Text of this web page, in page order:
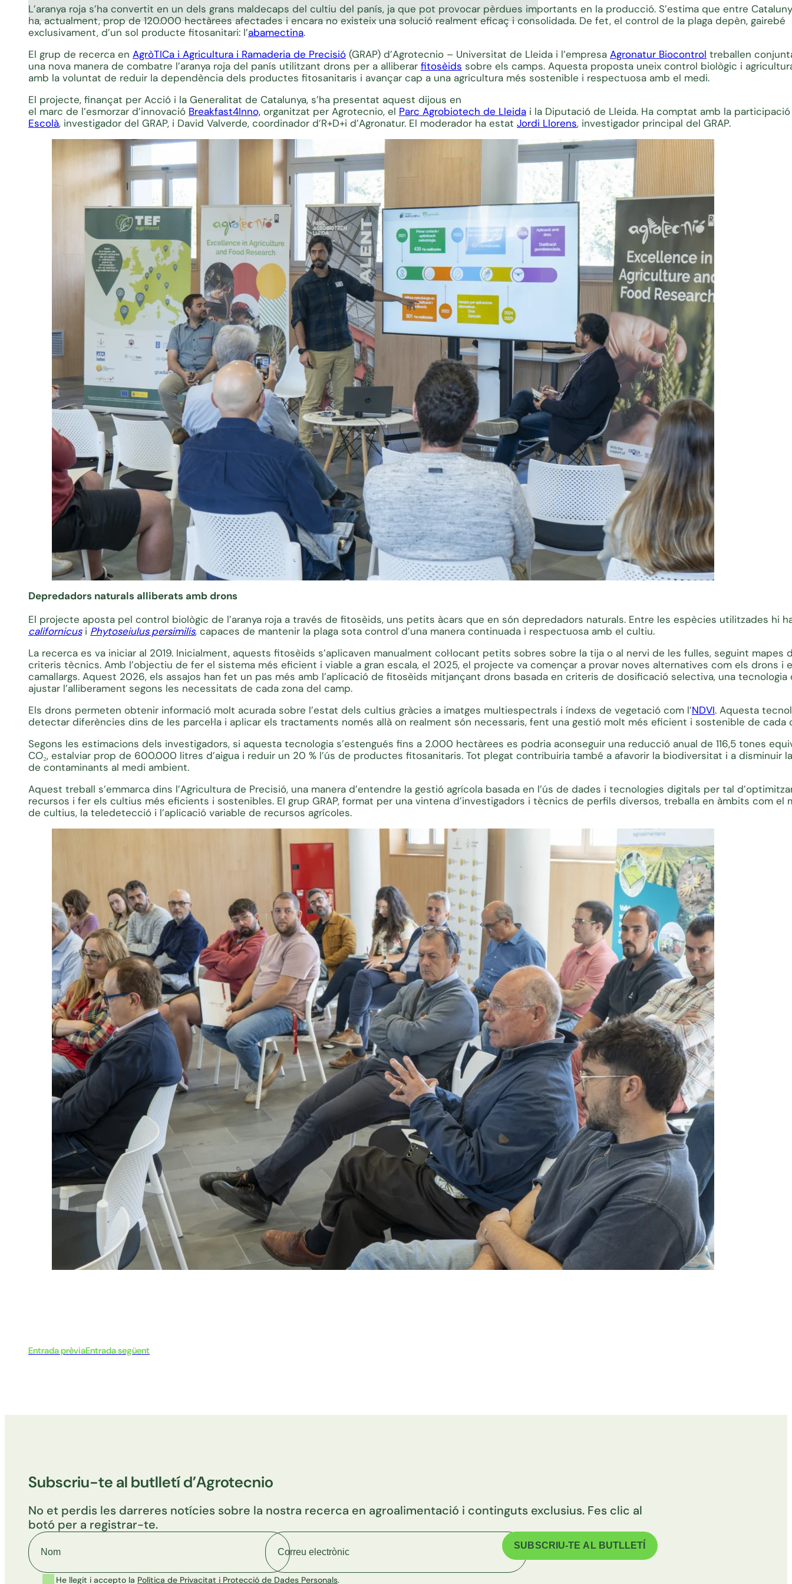
L’aranya roja s’ha convertit en un dels grans maldecaps del cultiu del panís, ja que pot provocar pèrdues importants en la producció. S’estima que entre
ha, actualment, prop de 120.000 hectàrees afectades i encara no existeix una solució realment eficaç i consolidada. De fet, el control de la plaga depèn, gairebé
exclusivament, d’un sol producte fitosanitari: l’abamectina.
El grup de recerca en AgròTICa i Agricultura i Ramaderia de Precisió (GRAP) d’Agrotecnio – Universitat de Lleida i l’empresa Agronatur Biocontrol treballen
una nova manera de combatre l’aranya roja del panís utilitzant drons per a alliberar fitosèids sobre els camps. Aquesta proposta uneix control biològic i
amb la voluntat de reduir la dependència dels productes fitosanitaris i avançar cap a una agricultura més sostenible i respectuosa amb el medi.
El projecte, finançat per Acció i la Generalitat de Catalunya, s’ha presentat aquest dijous en
el marc de l’esmorzar d’innovació Breakfast4Inno, organitzat per Agrotecnio, el Parc Agrobiotech de Lleida i la Diputació de Lleida. Ha comptat amb la participació
Escolà, investigador del GRAP, i David Valverde, coordinador d’R+D+i d’Agronatur. El moderador ha estat Jordi Llorens, investigador principal del GRAP.
Depredadors naturals alliberats amb drons
El projecte aposta pel control biològic de l’aranya roja a través de fitosèids, uns petits àcars que en són depredadors naturals. Entre les espècies utilitzades hi
californicusi Phytoseiulus persimilis, capaces de mantenir la plaga sota control d’una manera continuada i respectuosa amb el cultiu.
La recerca es va iniciar al 2019. Inicialment, aquests fitosèids s’aplicaven manualment col·locant petits sobres sobre la tija o al nervi de les fulles, seguint mapes
criteris tècnics. Amb l’objectiu de fer el sistema més eficient i viable a gran escala, el 2025, el projecte va començar a provar noves alternatives com els drons i
camallargs. Aquest 2026, els assajos han fet un pas més amb l’aplicació de fitosèids mitjançant drons basada en criteris de dosificació selectiva, una
ajustar l’alliberament segons les necessitats de cada zona del camp.
Els drons permeten obtenir informació molt acurada sobre l’estat dels cultius gràcies a imatges multiespectrals i índexs de vegetació com l’NDVI. Aquesta
detectar diferències dins de les parcel·la i aplicar els tractaments només allà on realment són necessaris, fent una gestió molt més eficient i sostenible de cada
Segons les estimacions dels investigadors, si aquesta tecnologia s’estengués fins a 2.000 hectàrees es podria aconseguir una reducció anual de 116,5 tones
CO₂, estalviar prop de 600.000 litres d’aigua i reduir un 20 % l’ús de productes fitosanitaris. Tot plegat contribuiria també a afavorir la biodiversitat i a disminuir
de contaminants al medi ambient.
Aquest treball s’emmarca dins l’Agricultura de Precisió, una manera d’entendre la gestió agrícola basada en l’ús de dades i tecnologies digitals per tal
recursos i fer els cultius més eficients i sostenibles. El grup GRAP, format per una vintena d’investigadors i tècnics de perfils diversos, treballa en àmbits com el
de cultius, la teledetecció i l’aplicació variable de recursos agrícoles.
Entrada prèviaEntrada següent
Subscriu-te al butlletí d’Agrotecnio
No et perdis les darreres notícies sobre la nostra recerca en agroalimentació i continguts exclusius. Fes clic al
botó per a registrar-te.
Nom Correu electrònic
He llegit i accepto la Política de Privacitat i Protecció de Dades Personals.